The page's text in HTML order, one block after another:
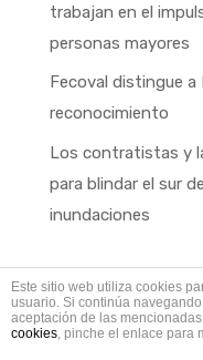
trabajan en el
personas mayores
Fecoval distingue
reconocimiento
Los contratistas y
para blindar el sur
inundaciones
Este sitio web utiliza cookies
usuario. Si continúa
aceptación de las
cookies, pinche el enlace para